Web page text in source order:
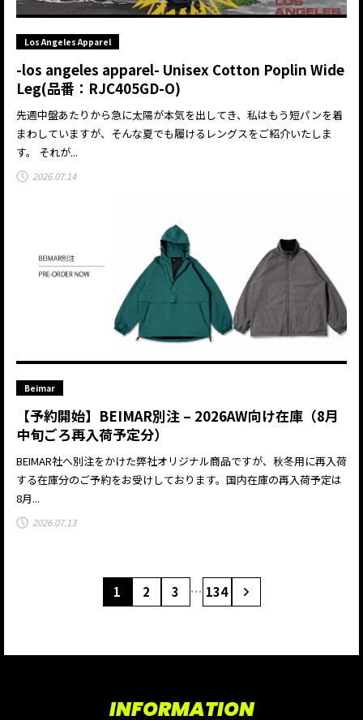
Los Angeles Apparel
-los angeles apparel- Unisex Cotton Poplin Wide
Leg(品番：RJC405GD-O)
先週中盤あたりから急に太陽が本気を出してき、私はもう短パンを着
まわしていますが、そんな夏でも履けるレングスをご紹介いたしま
す。 それが...
2026.07.14
Beimar
【予約開始】BEIMAR別注 – 2026AW向け在庫（8月
中旬ごろ再入荷予定分）
BEIMAR社へ別注をかけた弊社オリジナル商品ですが、秋冬用に再入荷
する在庫分のご予約をお受けしております。国内在庫の再入荷予定は
8月...
2026.07.13
1 2 3 … 134
INFORMATION